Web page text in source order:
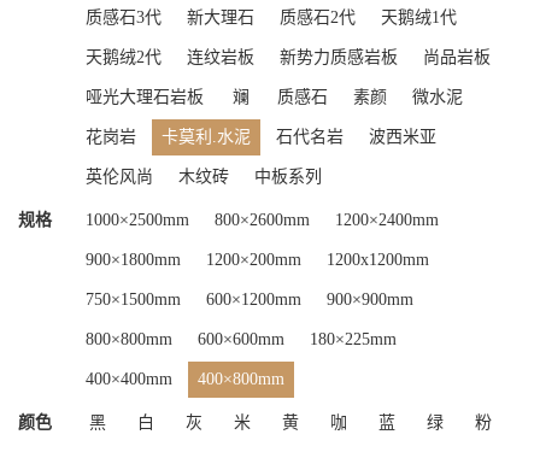
质感石3代 新大理石 质感石2代 天鹅绒1代
天鹅绒2代 连纹岩板 新势力质感岩板 尚品岩板
哑光大理石岩板 斓 质感石 素颜 微水泥
花岗岩 卡莫利.水泥 石代名岩 波西米亚
英伦风尚 木纹砖 中板系列
规格 1000×2500mm 800×2600mm 1200×2400mm
900×1800mm 1200×200mm 1200x1200mm
750×1500mm 600×1200mm 900×900mm
800×800mm 600×600mm 180×225mm
400×400mm 400×800mm
颜色 黑 白 灰 米 黄 咖 蓝 绿 粉